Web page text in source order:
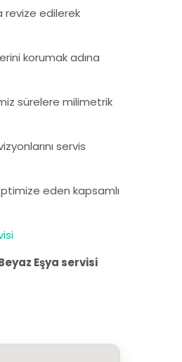
revize edilerek
korumak adına
sürelere milimetrik
servis
eden kapsamlı
Eşya servisi